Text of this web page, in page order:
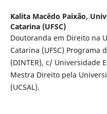
Kalita Macêdo Paixão,
Catarina (UFSC)
Doutoranda em Direito na
Catarina (UFSC)
(DINTER), c/ Universidade
Mestra Direito pela
(UCSAL).